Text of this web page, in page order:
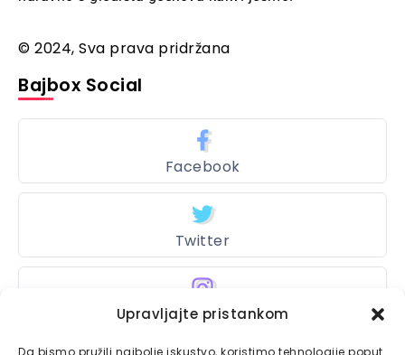
Upravljajte pristankom
Da bismo pružili najbolje iskustvo, koristimo tehnologije poput
© 2024, Sva prava pridržana
Bajbox Social
Facebook
Twitter
Instagram